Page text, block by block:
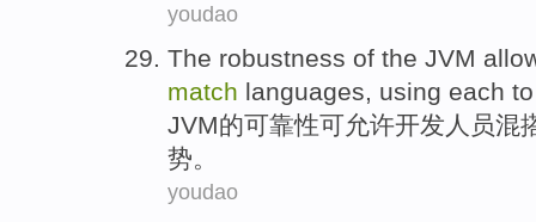
youdao
The robustness of the JVM
match languages, using each
JVM的可靠性可允许开发 人员混
势。
youdao